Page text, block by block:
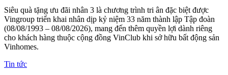
Siêu quà tặng ưu đãi nhân 3 là chương trình tri ân đặc biệt được
Vingroup triển khai nhân dịp kỷ niệm 33 năm thành lập Tập đoàn
(08/08/1993 – 08/08/2026), mang đến thêm quyền lợi dành riêng
cho khách hàng thuộc cộng đồng VinClub khi sở hữu bất động sản
Vinhomes.
Tin tức